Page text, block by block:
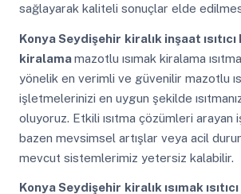
sağlayarak kaliteli sonuçlar elde
Konya Seydişehir kiralık inşaat
kiralamamazotlu ısımak kiralama
yönelik en verimli ve güvenilir mazotlu
işletmelerinizi en uygun şekilde
oluyoruz. Etkili ısıtma çözümleri
bazen mevsimsel artışlar veya acil
mevcut sistemlerimiz yetersiz kalabilir.
Konya Seydişehir kiralık ısımak